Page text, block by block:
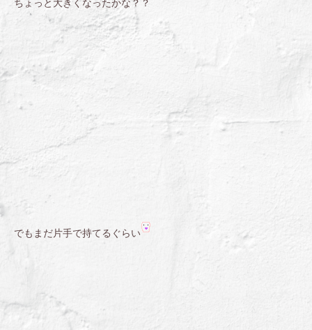
ちょっと大きくなったかな？？
でもまだ片手で持てるぐらい